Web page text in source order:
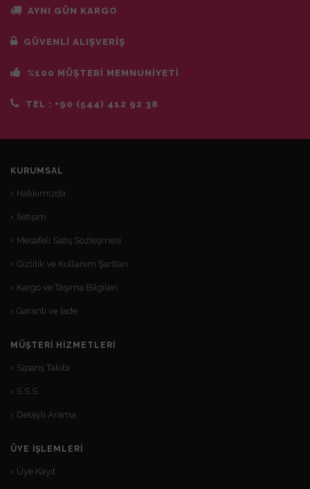
AYNI GÜN KARGO
GÜVENLİ ALIŞVERİŞ
%100 MÜŞTERİ MEMNUNİYETİ
TEL : +90 (544) 412 92 38
KURUMSAL
Hakkımızda
İletişim
Mesafeli Satış Sözleşmesi
Gizlilik ve Kullanım Şartları
Kargo ve Taşıma Bilgileri
Garanti ve İade
MÜŞTERI HIZMETLERI
Sipariş Takibi
S.S.S.
Detaylı Arama
ÜYE İŞLEMLERI
Üye Kayıt